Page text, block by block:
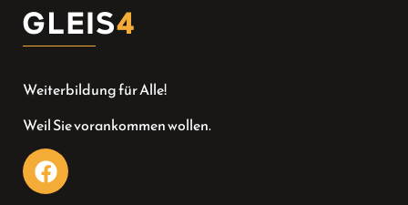
Weiterbildung für Alle!
Weil Sie vorankommen wollen.